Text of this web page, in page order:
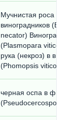
Мучнистая роса
виноградников
necator)
(Plasmopara viticola)
рука (некроз) в
(Phomopsis viticola)
черная оспа в
(Pseudocercospora